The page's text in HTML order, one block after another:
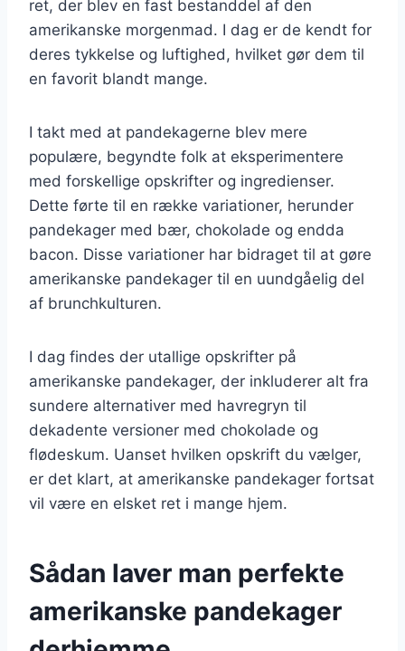
ret, der blev en fast bestanddel af den
amerikanske morgenmad. I dag er de kendt for
deres tykkelse og luftighed, hvilket gør dem til
en favorit blandt mange.
I takt med at pandekagerne blev mere
populære, begyndte folk at eksperimentere
med forskellige opskrifter og ingredienser.
Dette førte til en række variationer, herunder
pandekager med bær, chokolade og endda
bacon. Disse variationer har bidraget til at gøre
amerikanske pandekager til en uundgåelig del
af brunchkulturen.
I dag findes der utallige opskrifter på
amerikanske pandekager, der inkluderer alt fra
sundere alternativer med havregryn til
dekadente versioner med chokolade og
flødeskum. Uanset hvilken opskrift du vælger,
er det klart, at amerikanske pandekager fortsat
vil være en elsket ret i mange hjem.
Sådan laver man perfekte
amerikanske pandekager